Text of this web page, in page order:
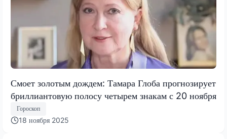
Смоет золотым дождем: Тамара Глоба прогнозирует
бриллиантовую полосу четырем знакам с 20 ноября
Гороскоп
18 ноября 2025